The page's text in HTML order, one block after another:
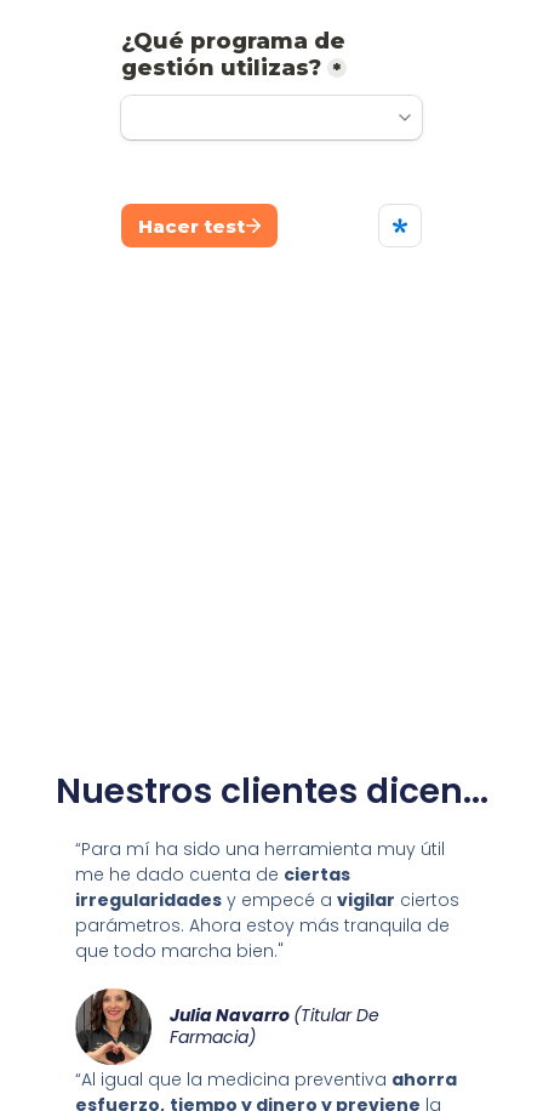
Nuestros clientes dicen...
“Para mí ha sido una herramienta muy útil
me he dado cuenta de ciertas
irregularidadesy empecé a vigilar ciertos
parámetros. Ahora estoy más tranquila de
que todo marcha bien."
Julia Navarro (Titular De
Farmacia)
“Al igual que la medicina preventiva ahorra
esfuerzo, tiempo y dinero y previene la